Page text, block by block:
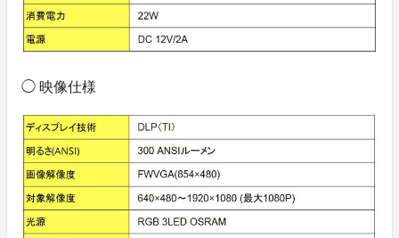
◯ 映像仕様